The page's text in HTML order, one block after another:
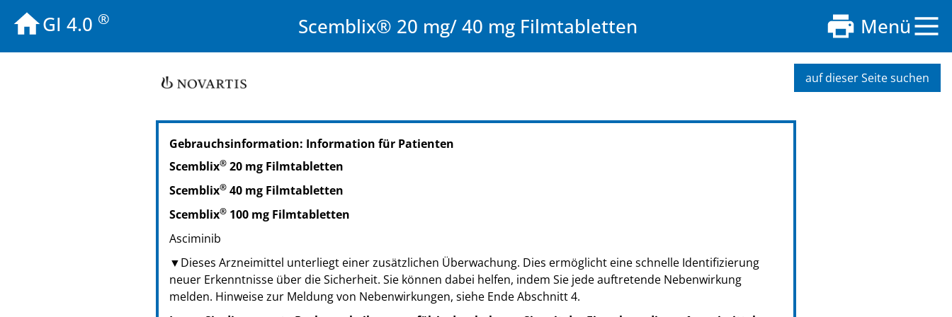
GI 4.0 ® Scemblix® 20 mg/ 40 mg Filmtabletten Menü
auf dieser Seite suchen
Gebrauchsinformation: Information für Patienten
Scemblix® 20 mg Filmtabletten
Scemblix® 40 mg Filmtabletten
Scemblix® 100 mg Filmtabletten
Asciminib
▼Dieses Arzneimittel unterliegt einer zusätzlichen Überwachung. Dies ermöglicht eine schnelle Identifizierung
neuer Erkenntnisse über die Sicherheit. Sie können dabei helfen, indem Sie jede auftretende Nebenwirkung
melden. Hinweise zur Meldung von Nebenwirkungen, siehe Ende Abschnitt 4.